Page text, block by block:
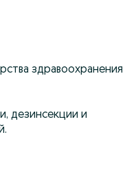
здравоохранения
дезинсекции и